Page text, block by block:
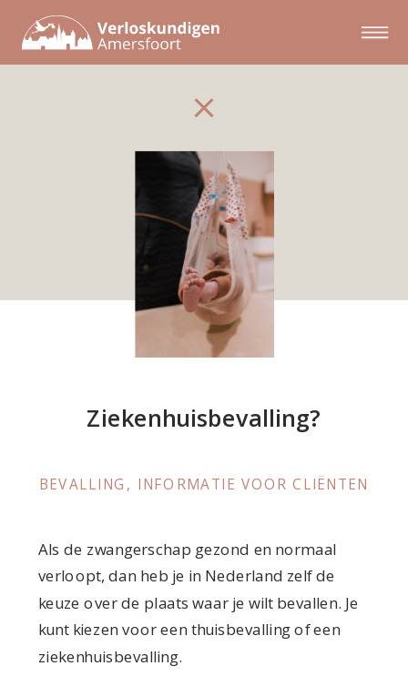
Ziekenhuisbevalling?
BEVALLING , INFORMATIE VOOR CLIËNTEN
Als de zwangerschap gezond en normaal
verloopt, dan heb je in Nederland zelf de
keuze over de plaats waar je wilt bevallen. Je
kunt kiezen voor een thuisbevalling of een
ziekenhuisbevalling.